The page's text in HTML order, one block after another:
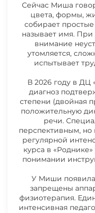
Сейчас Миша
цвета, формы,
собирает
называет имя. При
внимание
утомляется,
испытывает
В 2026 году в ДЦ
диагноз
степени (двойная
положительную
речи.
перспективным, но
регулярной
курса в
понимании
У Миши
запрещены
физиотерапия.
интенсивная